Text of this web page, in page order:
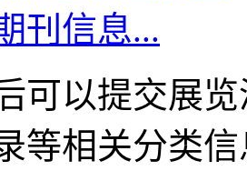
刊信息...
可以提交展
等相关分类